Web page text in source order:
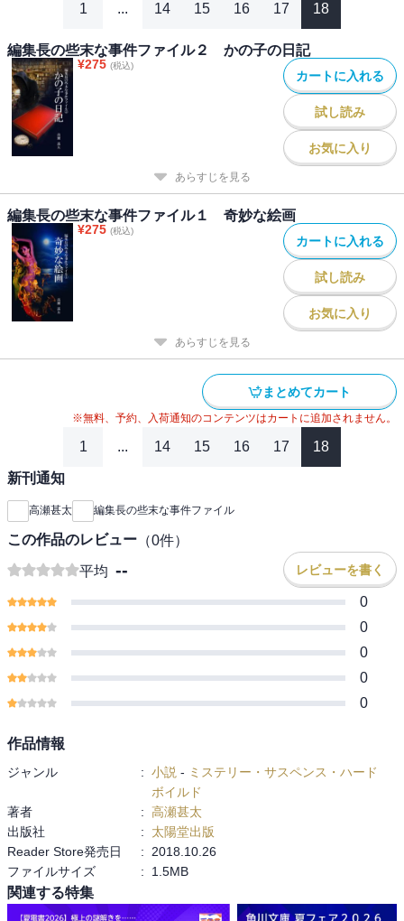
1 ... 14 15 16 17 18
編集長の些末な事件ファイル２ かの子の日記
¥275 (税込)
カートに入れる
試し読み
お気に入り
あらすじを見る
編集長の些末な事件ファイル１ 奇妙な絵画
¥275 (税込)
カートに入れる
試し読み
お気に入り
あらすじを見る
まとめてカート
※無料、予約、入荷通知のコンテンツはカートに追加されません。
1 ... 14 15 16 17 18
新刊通知
高瀬甚太 編集長の些末な事件ファイル
この作品のレビュー （0件）
平均 -- レビューを書く
0
0
0
0
0
作品情報
ジャンル : 小説 - ミステリー・サスペンス・ハード
ボイルド
著者
: 高瀬甚太
出版社
:
太陽堂出版
Reader Store発売日
:
2018.10.26
ファイルサイズ
: 1.5MB
関連する特集